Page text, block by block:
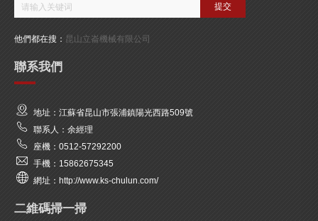
他們都在搜： 昆山立崙機械有限公司
聯系我們
地址：江蘇省昆山市張浦鎮陽光西路509號
聯系人：余經理
座機：0512-57292200
手機：15862675345
網址：http://www.ks-chulun.com/
二維碼掃一掃